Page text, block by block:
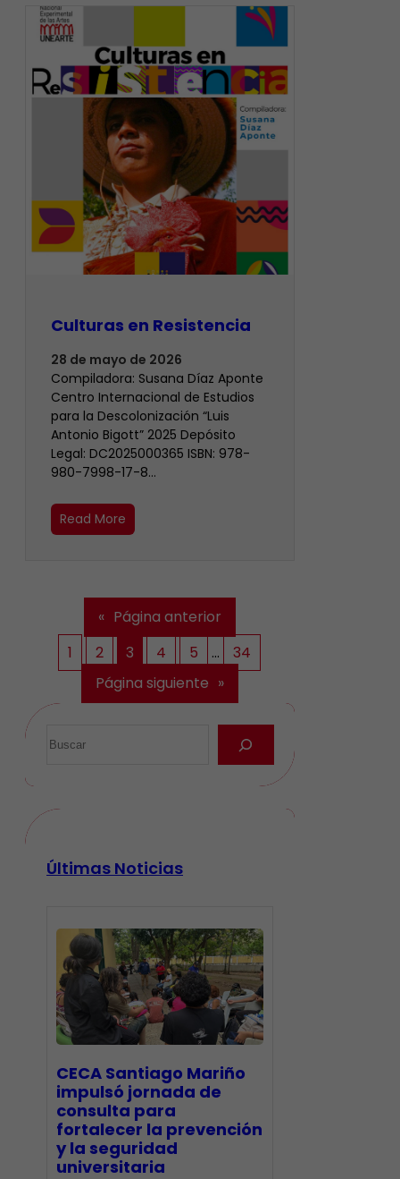
Culturas en Resistencia
28 de mayo de 2026
Compiladora: Susana Díaz Aponte
Centro Internacional de Estudios
para la Descolonización “Luis
Antonio Bigott” 2025 Depósito
Legal: DC2025000365 ISBN: 978-
980-7998-17-8…
Read More
« Página anterior
1
2 3 4 5 …
34
Página siguiente »
Últimas Noticias
CECA Santiago Mariño
impulsó jornada de
consulta para
fortalecer la prevención
y la seguridad
universitaria